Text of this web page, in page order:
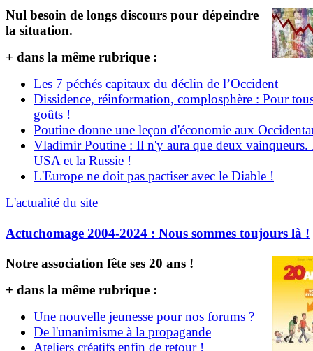
Nul besoin de longs discours pour dépeindre
la situation.
+ dans la même rubrique :
Les 7 péchés capitaux du déclin de l’Occident
Dissidence, réinformation, complosphère : Pour
goûts !
Poutine donne une leçon d'économie aux
Vladimir Poutine : Il n'y aura que deux vainqueurs.
USA et la Russie !
L'Europe ne doit pas pactiser avec le Diable !
L'actualité du site
Actuchomage 2004-2024 : Nous sommes toujours là !
Notre association fête ses 20 ans !
+ dans la même rubrique :
Une nouvelle jeunesse pour nos forums ?
De l'unanimisme à la propagande
Ateliers créatifs enfin de retour !